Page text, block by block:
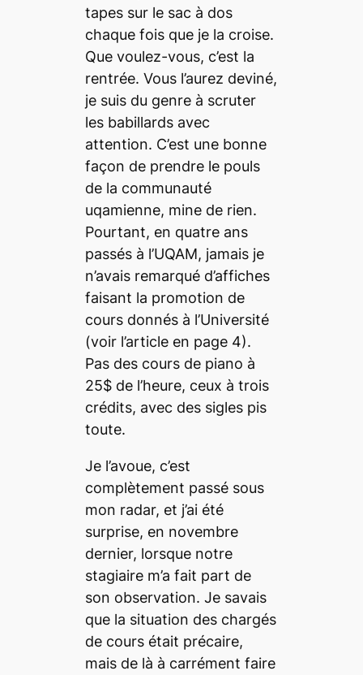
tapes sur le sac à dos
chaque fois que je la croise.
Que voulez-vous, c’est la
rentrée. Vous l’aurez deviné,
je suis du genre à scruter
les babillards avec
attention. C’est une bonne
façon de prendre le pouls
de la communauté
uqamienne, mine de rien.
Pourtant, en quatre ans
passés à l’UQAM, jamais je
n’avais remarqué d’affiches
faisant la promotion de
cours donnés à l’Université
(voir l’article en page 4).
Pas des cours de piano à
25$ de l’heure, ceux à trois
crédits, avec des sigles pis
toute.
Je l’avoue, c’est
complètement passé sous
mon radar, et j’ai été
surprise, en novembre
dernier, lorsque notre
stagiaire m’a fait part de
son observation. Je savais
que la situation des chargés
de cours était précaire,
mais de là à carrément faire